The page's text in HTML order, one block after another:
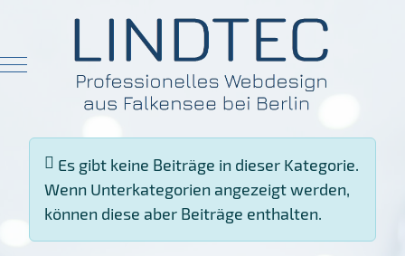
Mobile Menu Toggle
Information
Es gibt keine Beiträge in dieser Kategorie.
Wenn Unterkategorien angezeigt werden,
können diese aber Beiträge enthalten.